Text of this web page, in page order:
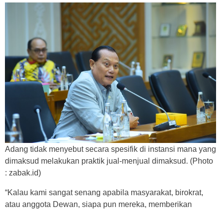
Adang tidak menyebut secara spesifik di instansi mana yang
dimaksud melakukan praktik jual-menjual dimaksud. (Photo
: zabak.id)
“Kalau kami sangat senang apabila masyarakat, birokrat,
atau anggota Dewan, siapa pun mereka, memberikan